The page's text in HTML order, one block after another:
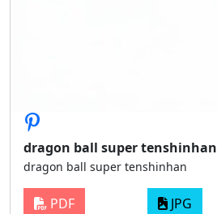
dragon ball super tenshinhan
dragon ball super tenshinhan
PDF JPG